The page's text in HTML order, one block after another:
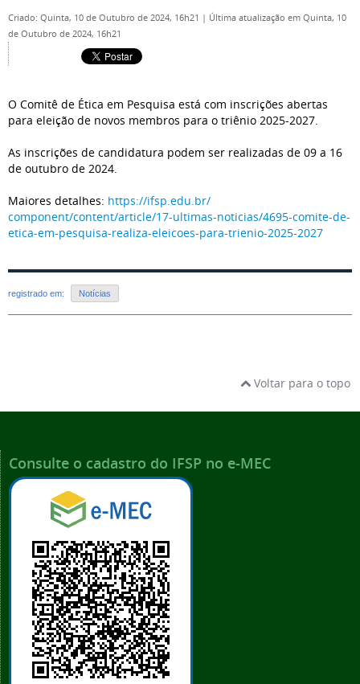
Criado: Quinta, 10 de Outubro de 2024, 16h21 | Última atualização em Quinta, 10
de Outubro de 2024, 16h21
O Comitê de Ética em Pesquisa está com inscrições abertas
para eleição de novos membros para o triênio 2025-2027.
As inscrições de candidatura podem ser realizadas de 09 a 16
de outubro de 2024.
Maiores detalhes: https://ifsp.edu.br/
component/content/article/17-ultimas-noticias/4695-comite-de-
etica-em-pesquisa-realiza-eleicoes-para-trienio-2025-2027
registrado em: Notícias
Voltar para o topo
Consulte o cadastro do IFSP no e-MEC